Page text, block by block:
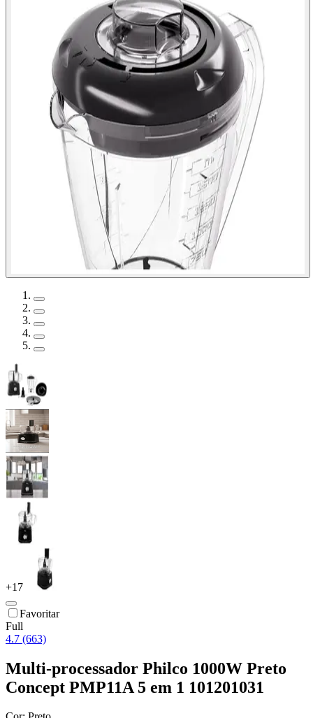
+17
Favoritar
Full
4.7 (663)
Multi-processador Philco 1000W Preto
Concept PMP11A 5 em 1 101201031